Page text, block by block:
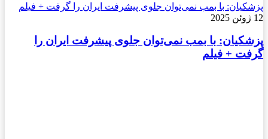
پزشکیان: با بمب نمی‌توان جلوی پیشرفت ایران را گرفت + فیلم
12 ژوئن 2025
پزشکیان: با بمب نمی‌توان جلوی پیشرفت ایران را
گرفت + فیلم